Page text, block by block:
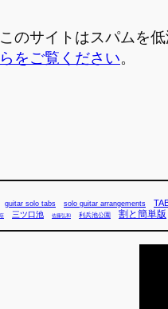
このサイトはスパムを
らをご覧ください。
guitar solo tabs solo guitar arrangements
三ツ口池 佐藤弘和 利兵池公園 割と簡単版